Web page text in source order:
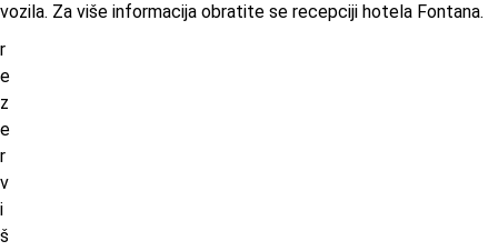
vozila. Za više informacija obratite se recepciji hotela Fontana.
r
e
z
e
r
v
i
š